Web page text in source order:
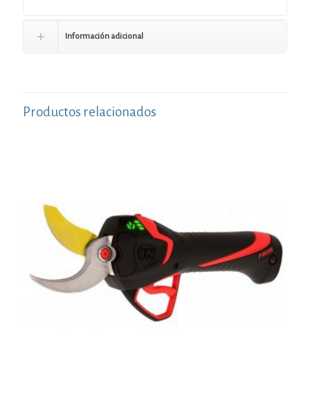
Información adicional
Productos relacionados